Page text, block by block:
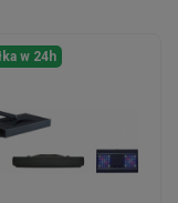
w 24h